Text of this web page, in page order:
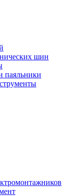
шин
паяльники